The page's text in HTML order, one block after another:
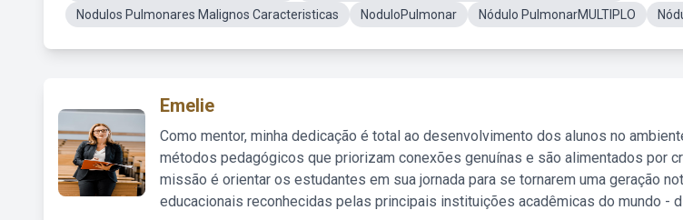
Nodulos Pulmonares Malignos Caracteristicas
NoduloPulmonar Nódulo PulmonarMULTIPLO
Emelie
Como mentor, minha dedicação é total ao desenvolvimento dos alunos no
métodos pedagógicos que priorizam conexões genuínas e são alimentados por
missão é orientar os estudantes em sua jornada para se tornarem uma geração
educacionais reconhecidas pelas principais instituições acadêmicas do mundo -